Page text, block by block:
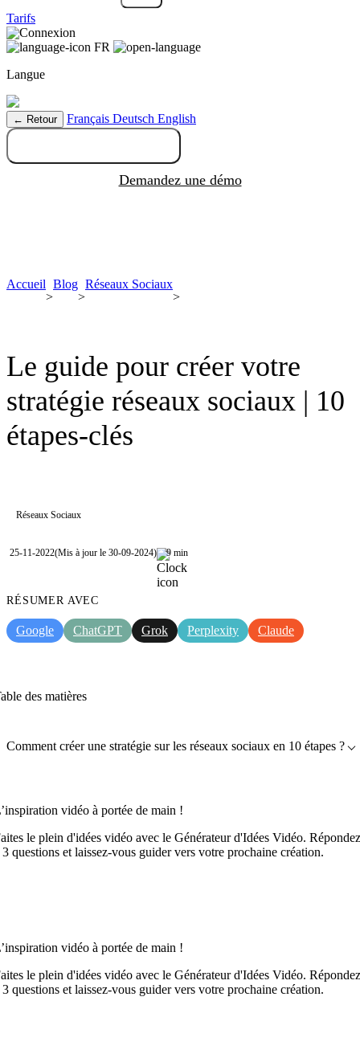
Tarifs
Connexion
FR
Langue
← Retour Français Deutsch English
Demandez une démo
Accueil
>
Blog
>
Réseaux Sociaux
>
Le guide pour créer votre
stratégie réseaux sociaux | 10
étapes-clés
Réseaux Sociaux
25-11-2022(Mis à jour le 30-09-2024) 9 min
RÉSUMER AVEC
Google ChatGPT Grok Perplexity Claude
vidéo à portée de main !
le plein d'idées vidéo avec le Générateur d'Idées Vidéo. Répondez
3 questions et laissez-vous guider vers votre prochaine création.
des matières
Comment créer une stratégie sur les réseaux sociaux en 10 étapes ?
vidéo à portée de main !
le plein d'idées vidéo avec le Générateur d'Idées Vidéo. Répondez
3 questions et laissez-vous guider vers votre prochaine création.